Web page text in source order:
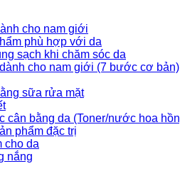
cho nam giới
phù hợp với da
sạch khi chăm sóc da
cho nam giới (7 bước cơ bản)
sữa rửa mặt
cân bằng da (Toner/nước hoa
phẩm đặc trị
cho da
nắng